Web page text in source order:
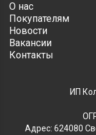
О нас
Покупателям
Новости
Вакансии
Контакты
ИП
Адрес: 624080